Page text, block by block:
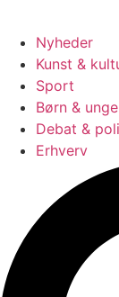
Nyheder
Kunst &
Sport
Børn & unge
Debat &
Erhverv